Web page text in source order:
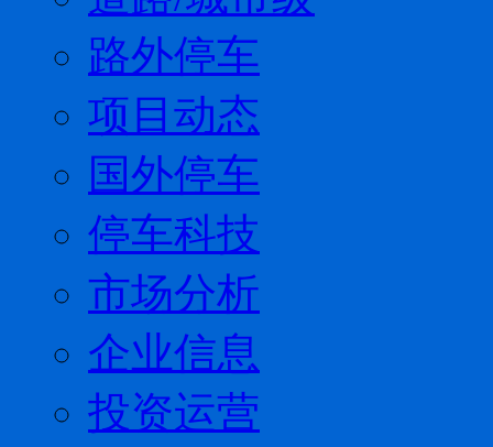
路外停车
项目动态
国外停车
停车科技
市场分析
企业信息
投资运营